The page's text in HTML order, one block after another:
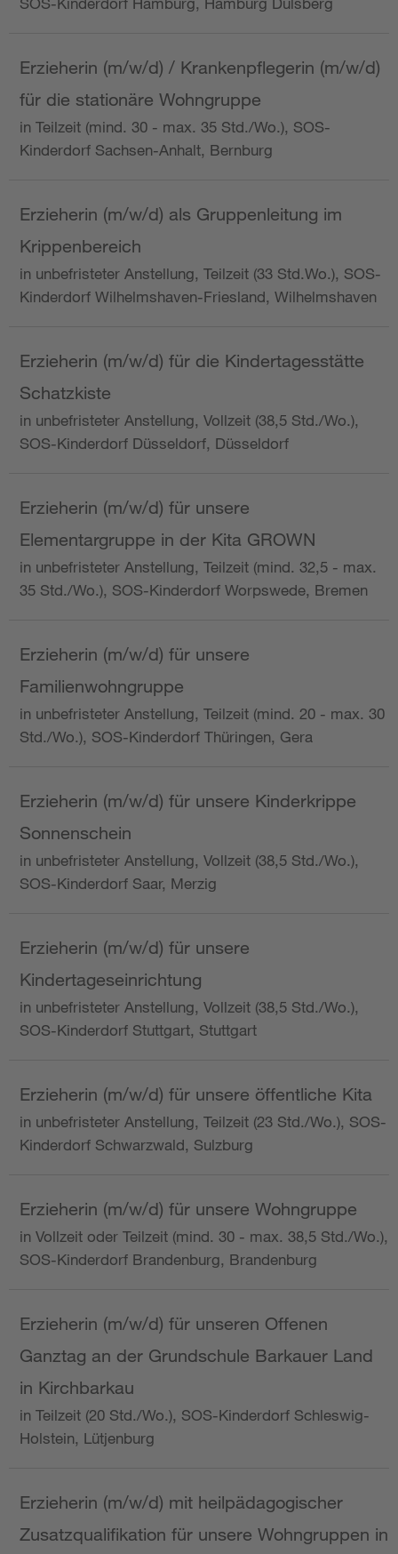
Erzieherin (m/w/d) / Krankenpflegerin (m/w/d)
für die stationäre Wohngruppe
in Teilzeit (mind. 30 - max. 35 Std./Wo.), SOS-
Kinderdorf Sachsen-Anhalt, Bernburg
Erzieherin (m/w/d) als Gruppenleitung im
Krippenbereich
in unbefristeter Anstellung, Teilzeit (33 Std.Wo.), SOS-
Kinderdorf Wilhelmshaven-Friesland, Wilhelmshaven
Erzieherin (m/w/d) für die Kindertagesstätte
Schatzkiste
in unbefristeter Anstellung, Vollzeit (38,5 Std./Wo.),
SOS-Kinderdorf Düsseldorf, Düsseldorf
Erzieherin (m/w/d) für unsere
Elementargruppe in der Kita GROWN
in unbefristeter Anstellung, Teilzeit (mind. 32,5 - max.
35 Std./Wo.), SOS-Kinderdorf Worpswede, Bremen
Erzieherin (m/w/d) für unsere
Familienwohngruppe
in unbefristeter Anstellung, Teilzeit (mind. 20 - max. 30
Std./Wo.), SOS-Kinderdorf Thüringen, Gera
Erzieherin (m/w/d) für unsere Kinderkrippe
Sonnenschein
in unbefristeter Anstellung, Vollzeit (38,5 Std./Wo.),
SOS-Kinderdorf Saar, Merzig
Erzieherin (m/w/d) für unsere
Kindertageseinrichtung
in unbefristeter Anstellung, Vollzeit (38,5 Std./Wo.),
SOS-Kinderdorf Stuttgart, Stuttgart
Erzieherin (m/w/d) für unsere öffentliche Kita
in unbefristeter Anstellung, Teilzeit (23 Std./Wo.), SOS-
Kinderdorf Schwarzwald, Sulzburg
Erzieherin (m/w/d) für unsere Wohngruppe
in Vollzeit oder Teilzeit (mind. 30 - max. 38,5 Std./Wo.),
SOS-Kinderdorf Brandenburg, Brandenburg
Erzieherin (m/w/d) für unseren Offenen
Ganztag an der Grundschule Barkauer Land
in Kirchbarkau
in Teilzeit (20 Std./Wo.), SOS-Kinderdorf Schleswig-
Holstein, Lütjenburg
Erzieherin (m/w/d) mit heilpädagogischer
Zusatzqualifikation für unsere Wohngruppen in